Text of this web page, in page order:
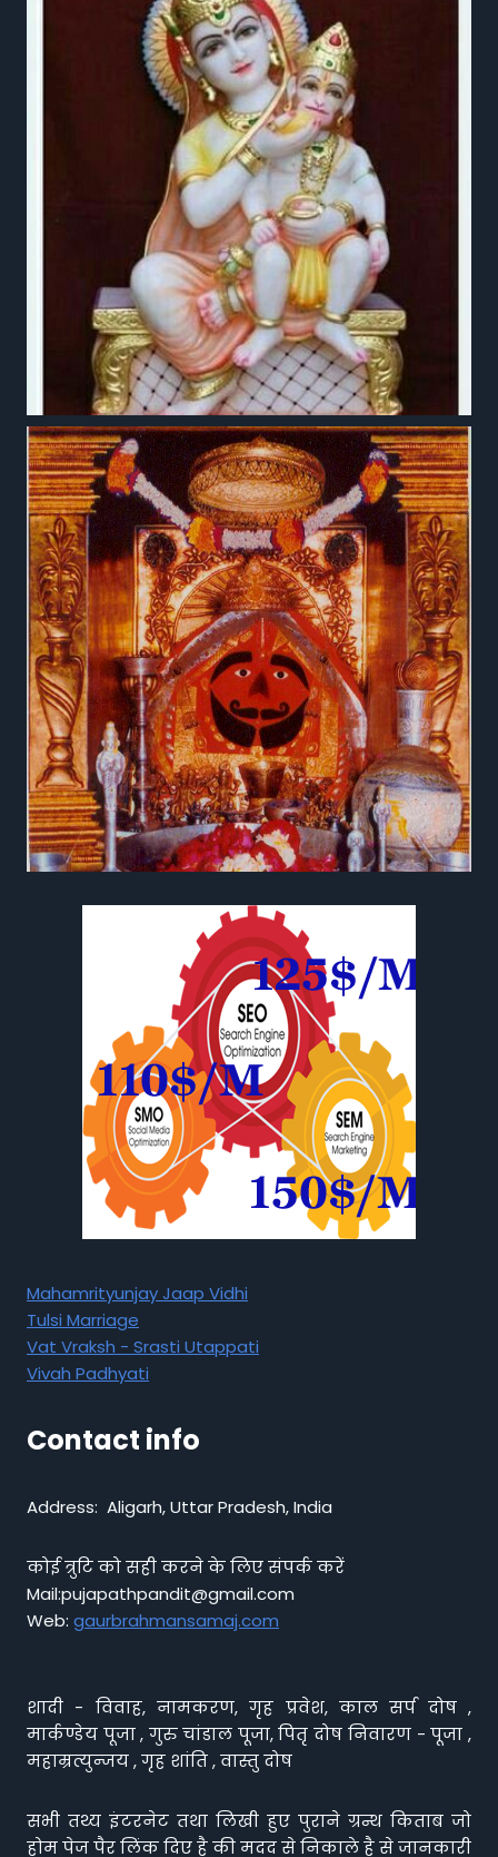
Mahamrityunjay Jaap Vidhi
Tulsi Marriage
Vat Vraksh - Srasti Utappati
Vivah Padhyati
Contact info
Address: Aligarh, Uttar Pradesh, India
कोई त्रुटि को सही करने के लिए संपर्क करें
Mail:pujapathpandit@gmail.com
Web: gaurbrahmansamaj.com
शादी - विवाह, नामकरण, गृह प्रवेश, काल सर्प दोष ,
मार्कण्डेय पूजा , गुरु चांडाल पूजा, पितृ दोष निवारण - पूजा ,
महाम्रत्युन्जय , गृह शांति , वास्तु दोष
सभी तथ्य इंटरनेट तथा लिखी हुए पुराने ग्रन्थ किताब जो
होम पेज पैर लिंक दिए है की मदद से निकाले है से जानकारी